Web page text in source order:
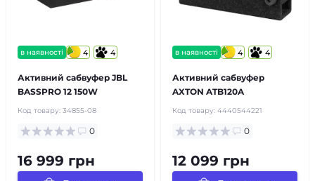
в наявності 4 4
Активний сабвуфер JBL
BASSPRO 12 150W
Код товару: 34855-08
0
16 999 грн
в наявності 4 4
Активний сабвуфер
AXTON ATB120A
Код товару: 4440544221
0
12 099 грн